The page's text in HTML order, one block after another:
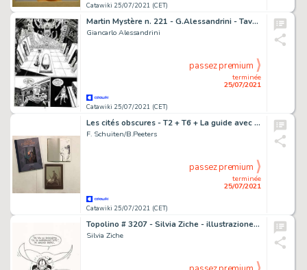
Catawiki 25/07/2021 (CET)
Martin Mystère n. 221 - G.Alessandrini - Tavola Originale "Strano ma Vero" - Page volante - EO - (2000)
Giancarlo Alessandrini
Catawiki 25/07/2021 (CET)
terminée
25/07/2021
passez premium
Les cités obscures - T2 + T6 + La guide avec Dédicace - 3xTT/TL - Cartonné - EO - (1996/2020)
F. Schuiten/B.Peeters
Catawiki 25/07/2021 (CET)
terminée
25/07/2021
passez premium
Topolino # 3207 - Silvia Ziche - illustrazione originale "Che aria tira a... Paperopoli" - Exemplaire unique - (2017)
Silvia Ziche